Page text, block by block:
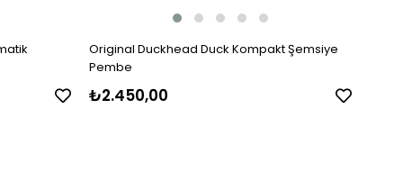
Original Duckhead Duck Kompakt Şemsiye
Pembe
₺2.450,00